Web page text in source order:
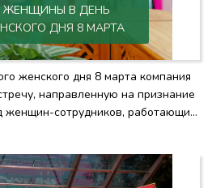
ЖЕНЩИНЫ В ДЕНЬ
ДНЯ 8 МАРТА
женского дня 8 марта компания
направленную на признание
женщин-сотрудников, работающих